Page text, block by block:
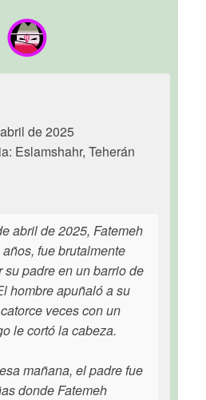
de 2025
Eslamshahr, Teherán
abril de 2025, Fatemeh
fue brutalmente
su padre en un barrio de
hombre apuñaló a su
veces con un
le cortó la cabeza.
mañana, el padre fue
donde Fatemeh